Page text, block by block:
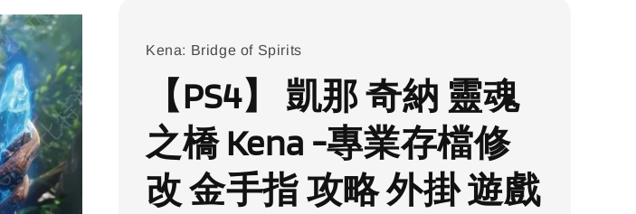
Kena: Bridge of Spirits
【PS4】 凱那 奇納 靈魂
之橋 Kena -專業存檔修
改 金手指 攻略 外掛 遊戲